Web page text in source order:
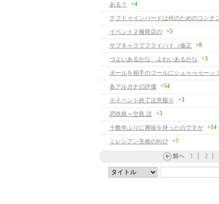
ある？ +4
テフドゥインハードは何のためのコンテ
イベント２種商店の
+5
サブキャラでフライハイ（修正 +8
つよいあるかな よわいあるかな +3
ボールを相手のゴールにシュゥゥゥーッ
各アルカナの評価
+54
※イベント終了注意報※ +3
恋咲島＝空島 説 +5
十数年ぶりに興味を持ったのですが +14
ミレシアン失格の叫び +7
前へ 1 2